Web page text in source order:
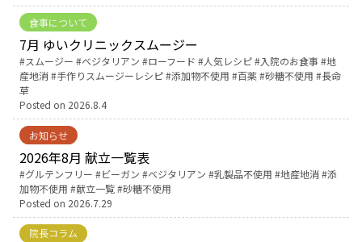
食事について
7月 ゆいクリニックスムージー
Tags:
スムージー ベジタリアン ローフード 人気レシピ 入院のお食事
地
産地消
手作りスムージーレシピ 添加物不使用 百薬 砂糖不使用
長命
草
Posted on 2026.8.4
お知らせ
2026年8月 献立一覧表
Tags:
グルテンフリー ビーガン ベジタリアン 乳製品不使用 地産地消 添
加物不使用
献立一覧 砂糖不使用
Posted on 2026.7.29
院長コラム
‘さんルーム’ でさまざまな講座・クラス
遠方にお住まいで当院での出産を希望される方へ
医師プロフィール
English Page